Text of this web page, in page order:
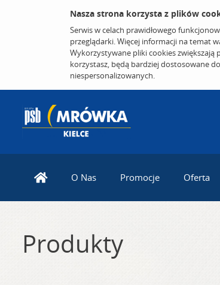
Nasza strona korzysta z plików
Serwis w celach prawidłowego
przeglądarki. Więcej informacji na temat
Wykorzystywane pliki cookies
korzystasz, będą bardziej dostosowane
niespersonalizowanych.
O Nas Promocje Oferta
Produkty